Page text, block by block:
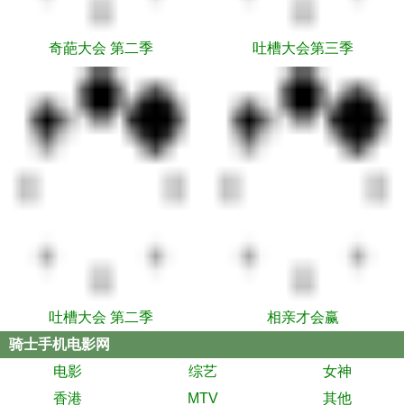
奇葩大会 第二季 吐槽大会第三季
吐槽大会 第二季
相亲才会赢
骑士手机电影网
电影
综艺
女神
香港
MTV 其他